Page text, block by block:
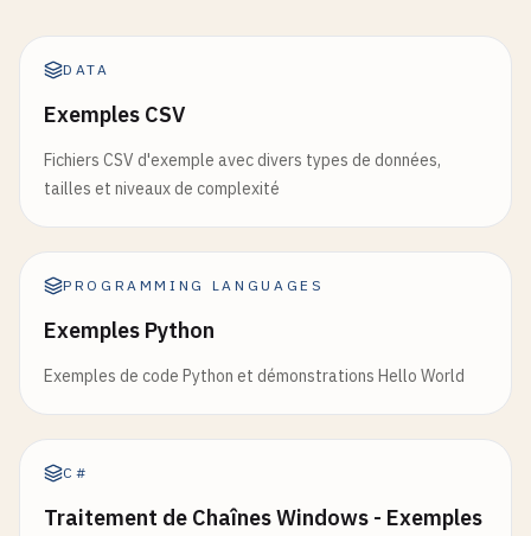
DATA
Exemples CSV
Fichiers CSV d'exemple avec divers types de données,
tailles et niveaux de complexité
PROGRAMMING LANGUAGES
Exemples Python
Exemples de code Python et démonstrations Hello World
C#
Traitement de Chaînes Windows - Exemples